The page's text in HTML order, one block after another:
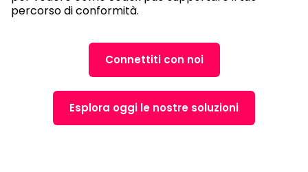
percorso di conformità.
Connettiti con noi
Esplora oggi le nostre soluzioni